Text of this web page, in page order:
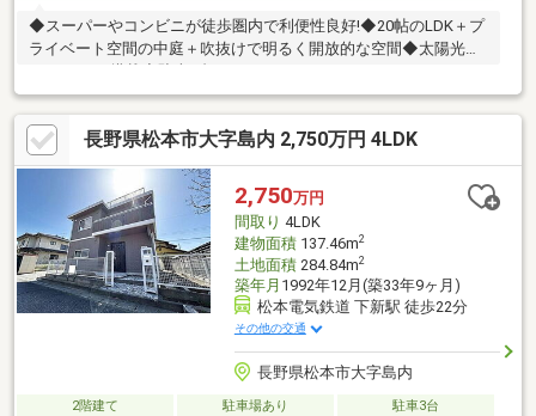
◆スーパーやコンビニが徒歩圏内で利便性良好!◆20帖のLDK＋プ
ライベート空間の中庭＋吹抜けで明るく開放的な空間◆太陽光パ
ネル6.88Kw搭載◆駐車2台可
長野県松本市大字島内 2,750万円 4LDK
2,750万円
間取り 4LDK
建物面積137.46m2
土地面積284.84m2
築年月 1992年12月(築33年9ヶ月)
松本電気鉄道 下新駅 徒歩22分
その他の交通
長野県松本市大字島内
2階建て 駐車場あり
駐車3台